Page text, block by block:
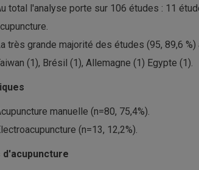
total l'analyse porte sur 106 études : 11
très grande majorité des études (95, 89,6
(1), Brésil (1), Allemagne (1) Egypte (1).
manuelle (n=80, 75,4%).
(n=13, 12,2%).
d'acupuncture